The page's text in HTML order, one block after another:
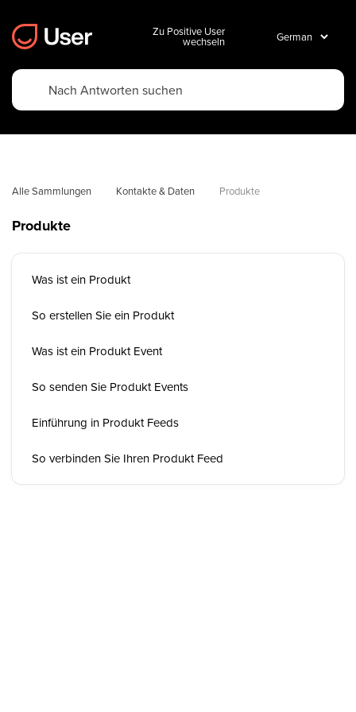
Zu Positive User
wechseln
Alle Sammlungen Kontakte & Daten Produkte
Produkte
Was ist ein Produkt
So erstellen Sie ein Produkt
Was ist ein Produkt Event
So senden Sie Produkt Events
Einführung in Produkt Feeds
So verbinden Sie Ihren Produkt Feed